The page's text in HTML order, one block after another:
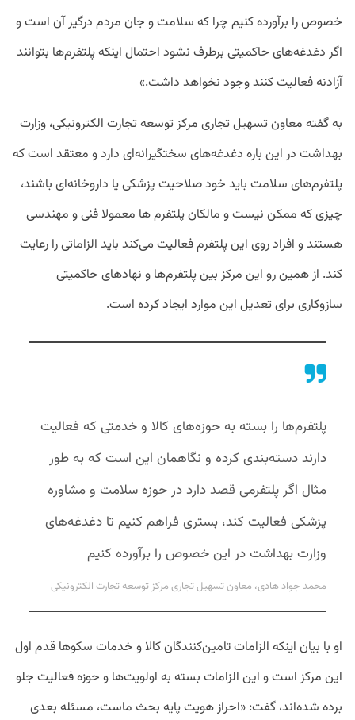
خصوص را برآورده کنیم چرا که سلامت و جان مردم درگیر آن است و
اگر دغدغه‌های حاکمیتی برطرف نشود احتمال اینکه پلتفرم‌ها بتوانند
آزادنه فعالیت کنند وجود نخواهد داشت.»
به گفته معاون تسهیل تجاری مرکز توسعه تجارت الکترونیکی، وزارت
بهداشت در این باره دغدغه‌های سختگیرانه‌ای دارد و معتقد است که
پلتفرم‌های سلامت باید خود صلاحیت پزشکی یا داروخانه‌ای باشند،
چیزی که ممکن نیست و مالکان پلتفرم ها معمولا فنی و مهندسی
هستند و افراد روی این پلتفرم فعالیت می‌کند باید الزاماتی را رعایت
کند. از همین رو این مرکز بین پلتفرم‌ها و نهادهای حاکمیتی
سازوکاری برای تعدیل این موارد ایجاد کرده است.
پلتفرم‌ها را بسته به حوزه‌های کالا و خدمتی که فعالیت
دارند دسته‌بندی کرده و نگاهمان این است که به طور
مثال اگر پلتفرمی قصد دارد در حوزه سلامت و مشاوره
پزشکی فعالیت کند، بستری فراهم کنیم تا دغدغه‌های
وزارت بهداشت در این خصوص را برآورده کنیم
محمد جواد هادی، معاون تسهیل تجاری مرکز توسعه تجارت الکترونیکی
او با بیان اینکه الزامات تامین‌کنندگان کالا و خدمات سکوها قدم اول
این مرکز است و این الزامات بسته به اولویت‌ها و حوزه فعالیت جلو
برده شده‌اند، گفت: «احراز هویت پایه بحث ماست، مسئله بعدی